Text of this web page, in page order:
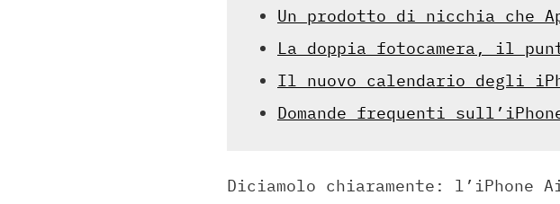
Un prodotto di nicchia che
La doppia fotocamera, il
Il nuovo calendario degli
Domande frequenti
Diciamolo chiaramente: l’iPhone